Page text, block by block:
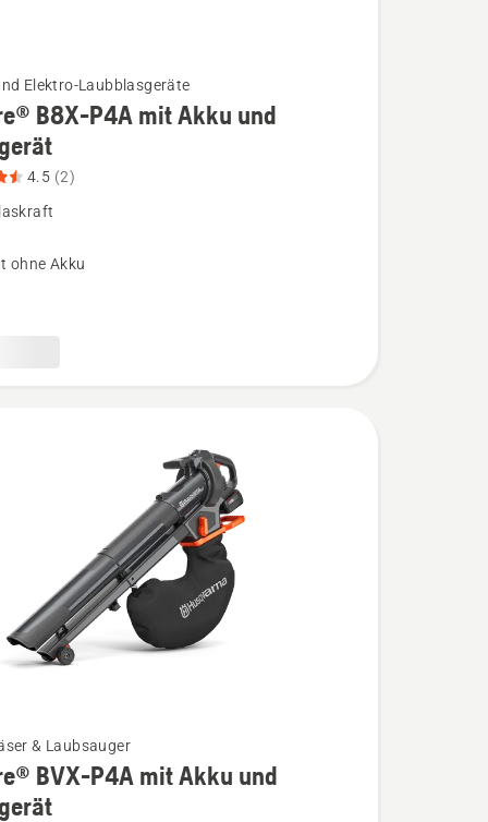
Elektro-Laubblasgeräte
B8X-P4A mit Akku und
4.5 (2)
ohne Akku
& Laubsauger
BVX-P4A mit Akku und